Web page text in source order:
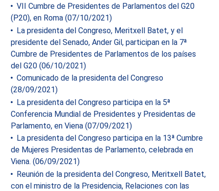
VII Cumbre de Presidentes de Parlamentos del G20
(P20), en Roma (07/10/2021)
La presidenta del Congreso, Meritxell Batet, y el
presidente del Senado, Ander Gil, participan en la 7ª
Cumbre de Presidentes de Parlamentos de los países
del G20 (06/10/2021)
Comunicado de la presidenta del Congreso
(28/09/2021)
La presidenta del Congreso participa en la 5ª
Conferencia Mundial de Presidentes y Presidentas de
Parlamento, en Viena (07/09/2021)
La presidenta del Congreso participa en la 13ª Cumbre
de Mujeres Presidentas de Parlamento, celebrada en
Viena. (06/09/2021)
Reunión de la presidenta del Congreso, Meritxell Batet,
con el ministro de la Presidencia, Relaciones con las